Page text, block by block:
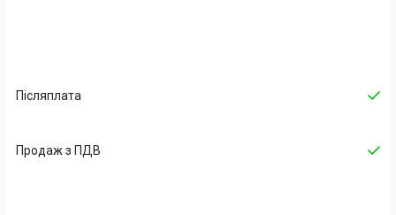
Післяплата
Продаж з ПДВ